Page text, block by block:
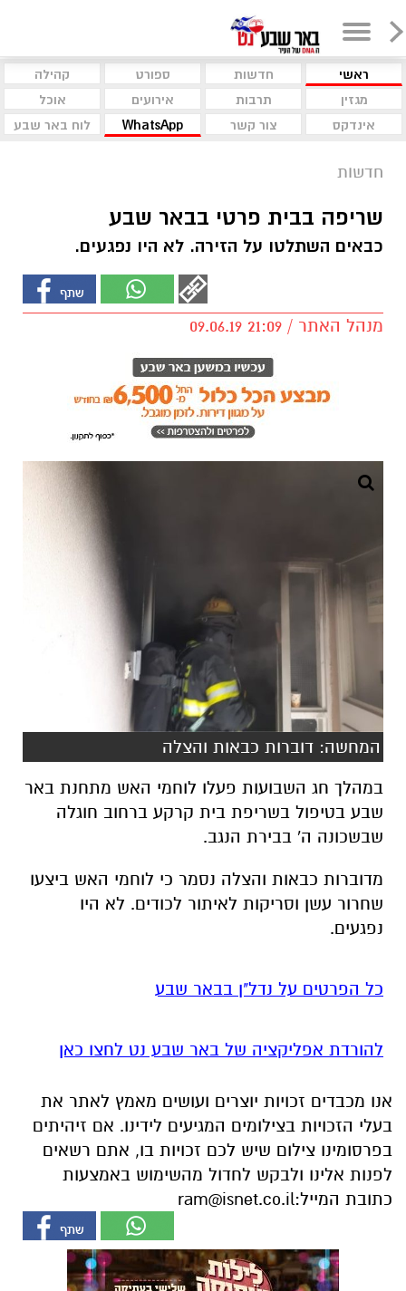
ראשי חדשות ספורט
קהילה
מגזין
תרבות אירועים
אוכל
אינדקס
צור קשר WhatsApp לוח באר שבע
חדשות
שריפה בבית פרטי בבאר שבע
כבאים השתלטו על הזירה. לא היו נפגעים.
מנהל האתר / 21:09 09.06.19
המחשה: דוברות כבאות והצלה
במהלך חג השבועות פעלו לוחמי האש מתחנת באר
שבע בטיפול בשריפת בית קרקע ברחוב חוגלה
שבשכונה ה' בבירת הנגב.
מדוברות כבאות והצלה נסמר כי לוחמי האש ביצעו
שחרור עשן וסריקות לאיתור לכודים. לא היו
נפגעים.
כל הפרטים על נדל"ן בבאר שבע
בפרסומינו צילום שיש לכם זכויות בו, אתם רשאים
כתובת המייל:ram@isnet.co.il
אולי יעניין אותך גם